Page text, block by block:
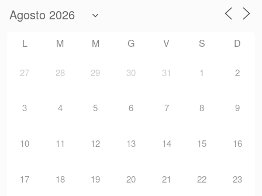
L M M G V S D
27 28 29 30 31 1 2
3 4 5 6 7 8 9
10 11 12 13 14 15 16
17 18 19 20 21 22 23